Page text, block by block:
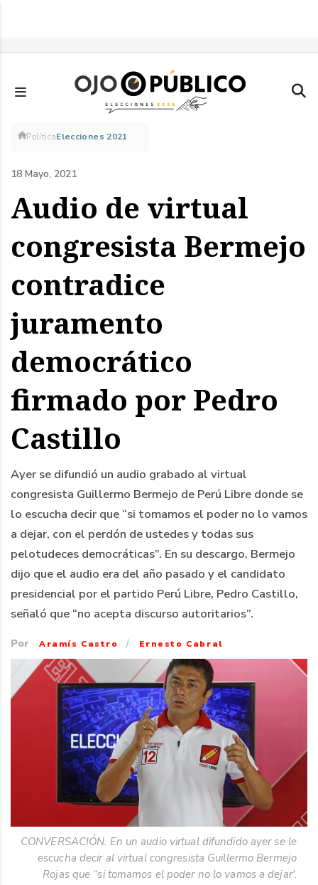
principal
Sobrescribir
enlaces
de
ayuda
a
la
PolíticaElecciones 2021
18 Mayo, 2021
Audio de virtual
congresista Bermejo
contradice
juramento
democrático
firmado por Pedro
Castillo
Ayer se difundió un audio grabado al virtual
congresista Guillermo Bermejo de Perú Libre donde se
lo escucha decir que “si tomamos el poder no lo vamos
a dejar, con el perdón de ustedes y todas sus
pelotudeces democráticas”. En su descargo, Bermejo
dijo que el audio era del año pasado y el candidato
presidencial por el partido Perú Libre, Pedro Castillo,
señaló que “no acepta discurso autoritarios”.
Por Aramís Castro / Ernesto Cabral
CONVERSACIÓN. En un audio virtual difundido ayer se le
escucha decir al virtual congresista Guillermo Bermejo
Rojas que “si tomamos el poder no lo vamos a dejar'.